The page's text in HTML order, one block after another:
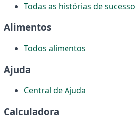
Todas as histórias de sucesso
Alimentos
Todos alimentos
Ajuda
Central de Ajuda
Calculadora